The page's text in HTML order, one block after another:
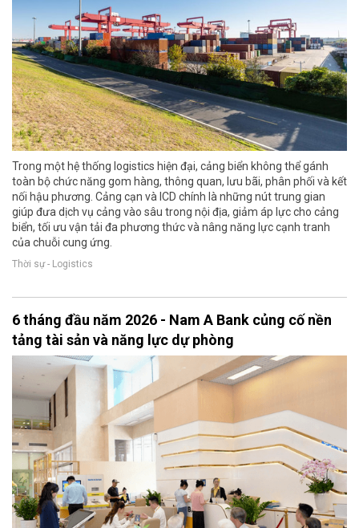
Trong một hệ thống logistics hiện đại, cảng biển không thể gánh
toàn bộ chức năng gom hàng, thông quan, lưu bãi, phân phối và kết
nối hậu phương. Cảng cạn và ICD chính là những nút trung gian
giúp đưa dịch vụ cảng vào sâu trong nội địa, giảm áp lực cho cảng
biển, tối ưu vận tải đa phương thức và nâng năng lực cạnh tranh
của chuỗi cung ứng.
Thời sự - Logistics
6 tháng đầu năm 2026 - Nam A Bank củng cố nền
tảng tài sản và năng lực dự phòng